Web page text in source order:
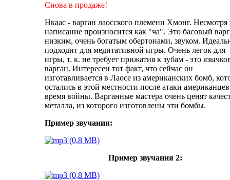
Снова в продаже!
Нкаас - варган лаосского племени Хмонг. Несмотря
написание произносится как "ча". Это басовый
низким, очень богатым обертонами, звуком.
подходит для медитативной игры. Очень легок для
игры, т. к. не требует прижатия к зубам - это
варган. Интересен тот факт, что сейчас он
изготавливается в Лаосе из американских бомб,
остались в этой местности после атаки
время войны. Варганные мастера очень ценят
металла, из которого изготовлены эти бомбы.
Пример звучания:
Пример звучания 2: